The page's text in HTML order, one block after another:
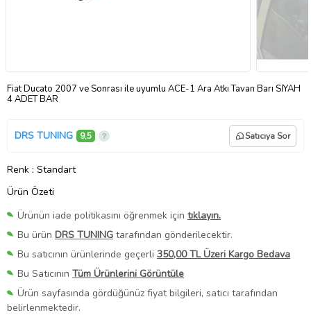
Fiat Ducato 2007 ve Sonrası ile uyumlu ACE-1 Ara Atkı Tavan Barı SİYAH
4 ADET BAR
DRS TUNING 9,5 Satıcıya Sor
Renk : Standart
Ürün Özeti
Ürünün iade politikasını öğrenmek için tıklayın.
Bu ürün DRS TUNING tarafından gönderilecektir.
Bu satıcının ürünlerinde geçerli 350,00 TL Üzeri Kargo Bedava
Bu Satıcının Tüm Ürünlerini Görüntüle
Ürün sayfasında gördüğünüz fiyat bilgileri, satıcı tarafından
belirlenmektedir.